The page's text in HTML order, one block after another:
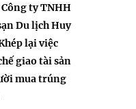
ty TNHH
Du lịch Huy
lại việc
giao tài sản
mua trúng